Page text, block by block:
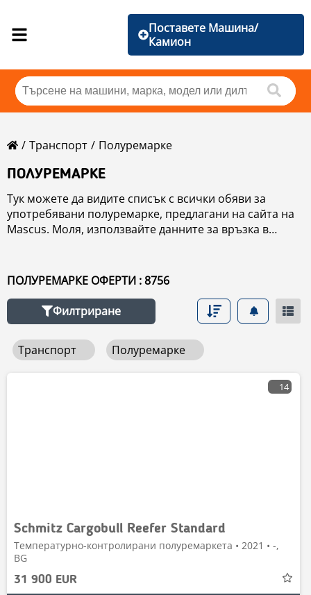
Поставете Машина/
Камион
Транспорт
Полуремарке
ПОЛУРЕМАРКЕ
Тук можете да видите списък с всички обяви за
употребявани полуремарке, предлагани на сайта на
Mascus. Моля, използвайте данните за връзка в
и обяви за употребявани полуремарке от съседни
ПОЛУРЕМАРКЕ ОФЕРТИ : 8756
Филтриране
Транспорт Полуремарке
14
Schmitz Cargobull Reefer Standard
Температурно-контролирани полуремаркета • 2021 • -,
BG
31 900 EUR